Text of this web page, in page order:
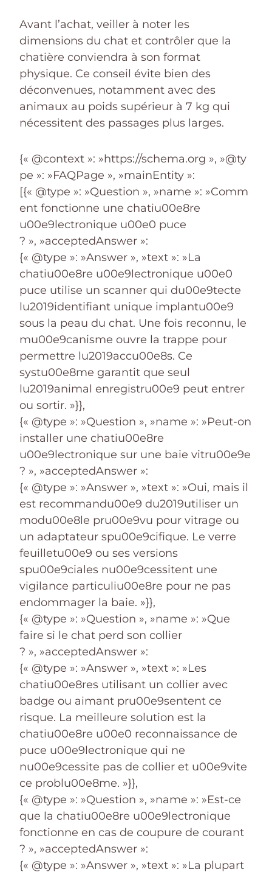
Avant l’achat, veiller à noter les
dimensions du chat et contrôler que la
chatière conviendra à son format
physique. Ce conseil évite bien des
déconvenues, notamment avec des
animaux au poids supérieur à 7 kg qui
nécessitent des passages plus larges.
{« @context »: »https://schema.org », »@ty
pe »: »FAQPage », »mainEntity »:
[{« @type »: »Question », »name »: »Comm
ent fonctionne une chatiu00e8re
u00e9lectronique u00e0 puce
? », »acceptedAnswer »:
{« @type »: »Answer », »text »: »La
chatiu00e8re u00e9lectronique u00e0
puce utilise un scanner qui du00e9tecte
lu2019identifiant unique implantu00e9
sous la peau du chat. Une fois reconnu, le
mu00e9canisme ouvre la trappe pour
permettre lu2019accu00e8s. Ce
systu00e8me garantit que seul
lu2019animal enregistru00e9 peut entrer
ou sortir. »}},
{« @type »: »Question », »name »: »Peut-on
installer une chatiu00e8re
u00e9lectronique sur une baie vitru00e9e
? », »acceptedAnswer »:
{« @type »: »Answer », »text »: »Oui, mais il
est recommandu00e9 du2019utiliser un
modu00e8le pru00e9vu pour vitrage ou
un adaptateur spu00e9cifique. Le verre
feuilletu00e9 ou ses versions
spu00e9ciales nu00e9cessitent une
vigilance particuliu00e8re pour ne pas
endommager la baie. »}},
{« @type »: »Question », »name »: »Que
faire si le chat perd son collier
? », »acceptedAnswer »:
{« @type »: »Answer », »text »: »Les
chatiu00e8res utilisant un collier avec
badge ou aimant pru00e9sentent ce
risque. La meilleure solution est la
chatiu00e8re u00e0 reconnaissance de
puce u00e9lectronique qui ne
nu00e9cessite pas de collier et u00e9vite
ce problu00e8me. »}},
{« @type »: »Question », »name »: »Est-ce
que la chatiu00e8re u00e9lectronique
fonctionne en cas de coupure de courant
? », »acceptedAnswer »:
{« @type »: »Answer », »text »: »La plupart